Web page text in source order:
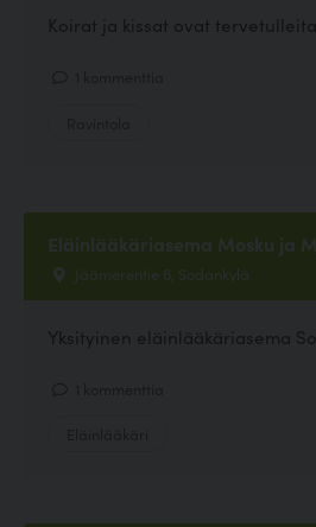
Koirat ja kissat ovat
Eläinlääkäriasema Mosku ja
Jäämerentie 6, Sodankylä
Yksityinen eläinlääkäriasema